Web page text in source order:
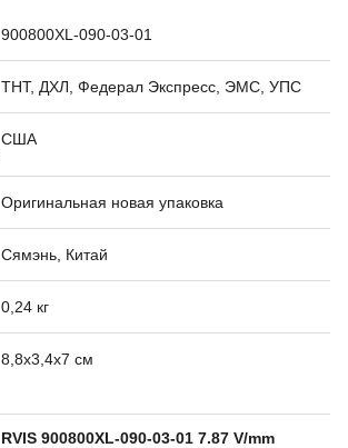
900800XL-090-03-01
ТНТ, ДХЛ, Федерал Экспресс, ЭМС, УПС
США
Оригинальная новая упаковка
Сямэнь, Китай
0,24 кг
8,8x3,4x7 см
RVIS 900800XL-090-03-01 7.87 V/mm